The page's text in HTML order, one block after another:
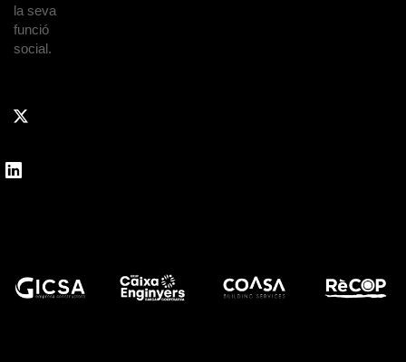
la seva
funció
social.